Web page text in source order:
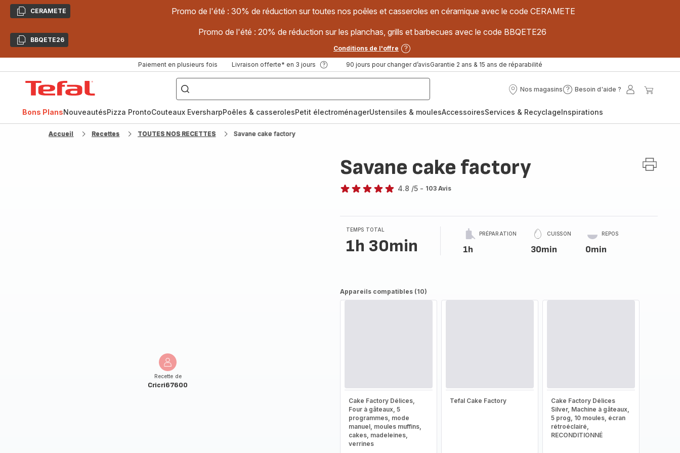
CopierCERAMETE Promo de l'été : 30% de réduction sur toutes nos poêles et casseroles en céramique avec le code CERAMETE
CopierBBQETE26
Promo de l'été : 20% de réduction sur les planchas, grills et barbecues avec le code BBQETE26
Conditions de l'offre
Paiement en plusieurs fois Livraison offerte* en 3 jours 90 jours pour changer d’avisGarantie 2 ans & 15 ans de réparabilité
["Poêles
inox,
Cake
Factory,
Nos magasins
Nos
Besoin d'aide ?
Besoin
?
Mon
Bons PlansNouveautésPizza ProntoCouteaux EversharpPoêles & casserolesPetit électroménagerUstensiles & moulesAccessoiresServices & RecyclageInspirations
Accueil Recettes TOUTES NOS RECETTES Savane cake factory
Recette de
Cricri67600
Savane cake factory
4.8 /5 - 103 Avis
TEMPS TOTAL
1h 30min
PRÉPARATION
1h
CUISSON
30min
REPOS
0min
Appareils compatibles (10)
Cake Factory Délices,
Four à gâteaux, 5
programmes, mode
manuel, moules muffins,
cakes, madeleines,
verrines
Tefal Cake Factory
Cake Factory Délices
Silver, Machine à gâteaux,
5 prog, 10 moules, écran
rétroéclairé,
RECONDITIONNÉ